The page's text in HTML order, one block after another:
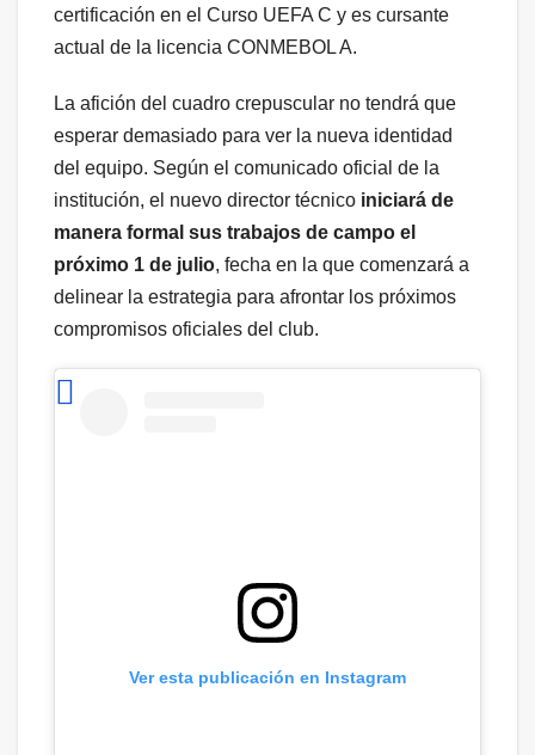
certificación en el Curso UEFA C y es cursante
actual de la licencia CONMEBOL A.
La afición del cuadro crepuscular no tendrá que
esperar demasiado para ver la nueva identidad
del equipo. Según el comunicado oficial de la
institución, el nuevo director técnico iniciará de
manera formal sus trabajos de campo el
próximo 1 de julio, fecha en la que comenzará a
delinear la estrategia para afrontar los próximos
compromisos oficiales del club.
Ver esta publicación en Instagram